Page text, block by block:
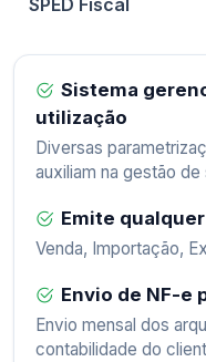
Sistema
utilização
Diversas
auxiliam na gestão de
Emite
Venda, Importação,
Envio de NF-e
Envio mensal dos
contabilidade do